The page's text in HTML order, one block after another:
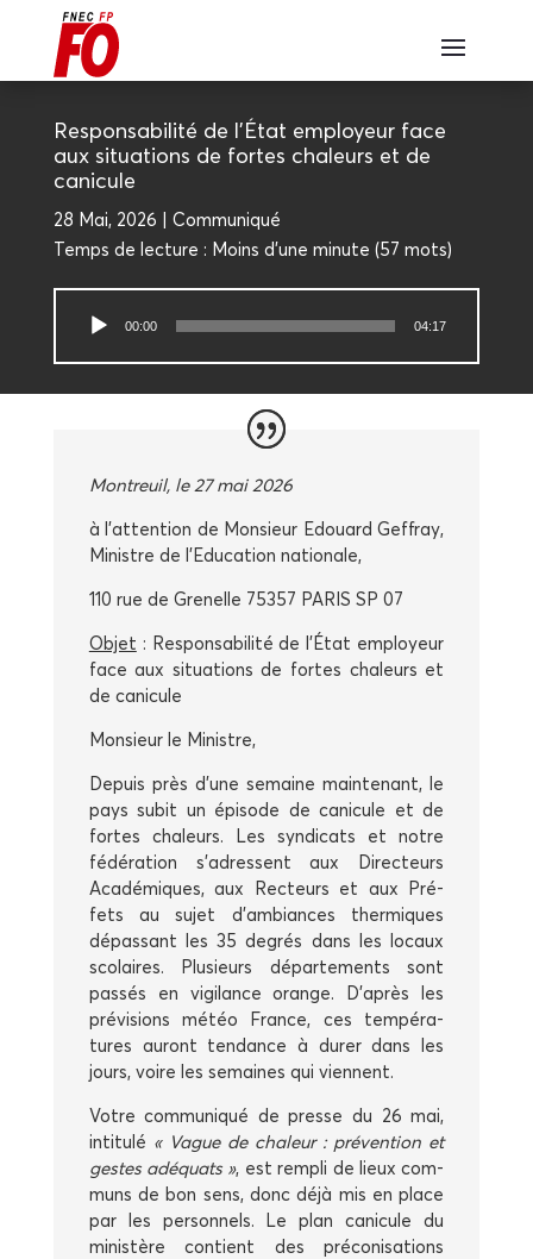
Res­pon­sa­bi­li­té de l’État employeur face
aux situa­tions de fortes cha­leurs et de
canicule
28 Mai, 2026
Com­mu­ni­qué
Temps de lec­ture : Moins d'une minute (57 mots)
Lecteur 00:00 04:17
Mon­treuil, le 27 mai 2026
à l’attention de Mon­sieur Edouard Gef­fray,
Ministre de l’Education nationale,
110 rue de Gre­nelle 75357 PARIS SP 07
Objet : Res­pon­sa­bi­li­té de l’État employeur
face aux situa­tions de fortes cha­leurs et
de canicule
Mon­sieur le Ministre,
Depuis près d’une semaine main­te­nant, le
pays subit un épi­sode de cani­cule et de
fortes cha­leurs. Les syn­di­cats et notre
fédé­ra­tion s’adressent aux Direc­teurs
Aca­dé­miques, aux Rec­teurs et aux Pré­
fets au sujet d’ambiances ther­miques
dépas­sant les 35 degrés dans les locaux
sco­laires. Plu­sieurs dépar­te­ments sont
pas­sés en vigi­lance orange. D’après les
pré­vi­sions météo France, ces tem­pé­ra­
tures auront ten­dance à durer dans les
jours, voire les semaines qui viennent.
Votre com­mu­ni­qué de presse du 26 mai,
inti­tu­lé « Vague de cha­leur : pré­ven­tion et
gestes adé­quats », est rem­pli de lieux com­
muns de bon sens, donc déjà mis en place
par les per­son­nels. Le plan cani­cule du
minis­tère contient des pré­co­ni­sa­tions